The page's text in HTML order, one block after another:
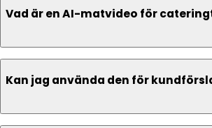
Vad är en AI-matvideo för
Kan jag använda den för